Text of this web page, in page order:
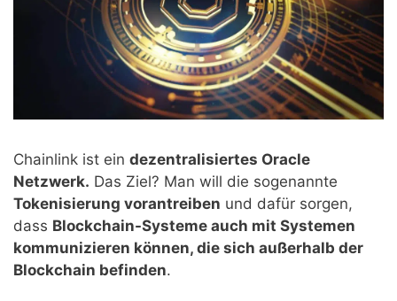
Chainlink ist ein dezentralisiertes Oracle
Netzwerk. Das Ziel? Man will die sogenannte
Tokenisierung vorantreiben und dafür sorgen,
dass Blockchain-Systeme auch mit Systemen
kommunizieren können, die sich außerhalb der
Blockchain befinden.